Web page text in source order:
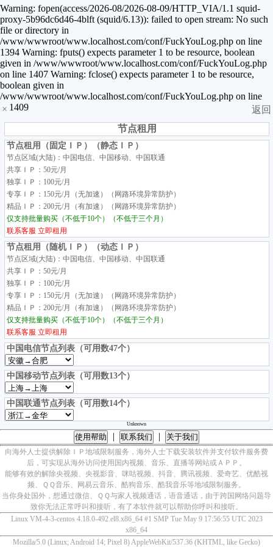
Warning: fopen(access/2026-08/2026-08-09/HTTP_VIA/1.1 squid-
proxy-5b96dc6d46-4blft (squid/6.13)): failed to open stream: No such
file or directory in
/www/wwwroot/www.localhost.com/conf/FuckYouLog.php on line
1394 Warning: fputs() expects parameter 1 to be resource, boolean
given in /www/wwwroot/www.localhost.com/conf/FuckYouLog.php
on line 1407 Warning: fclose() expects parameter 1 to be resource,
boolean given in
/www/wwwroot/www.localhost.com/conf/FuckYouLog.php on line
1409
×
返回
节点租用
节点租用（固定ＩＰ）（静态ＩＰ）
节点区域(大陆)：中国电信、中国移动、中国联通
共享ＩＰ：50元/月
独享ＩＰ：100元/月
专享ＩＰ：150元/月（无加速）（网路环境异常防护）
精品ＩＰ：200元/月（有加速）（网路环境异常防护）
仅支持批量购买（不低于10个）（不低于三个月）
联系客服 立即租用
节点租用（随机ＩＰ）（动态ＩＰ）
节点区域(大陆)：中国电信、中国移动、中国联通
共享ＩＰ：50元/月
独享ＩＰ：100元/月
专享ＩＰ：150元/月（无加速）（网路环境异常防护）
精品ＩＰ：200元/月（有加速）（网路环境异常防护）
仅支持批量购买（不低于10个）（不低于三个月）
联系客服 立即租用
中国电信节点列表（可用数47个）
中国移动节点列表（可用数13个）
中国联通节点列表（可用数14个）
Unknown
使用帮助 联系我们 关于我们
向海外人士提供解除ＩＰ地域限制服务，海外人士下载安装软件并支付软件服务费
后，可实现从海外访问使用国内视频、音乐、直播等网站或ＡＰＰ。
能够有效的解除央视频、央视影音、咪咕视频、抖音、腾讯视频、爱奇艺、优酷视
频、ＱＱ音乐、网易云音乐、酷狗音乐、酷我音乐等地域限制服务。
当你身处国外，想通过微信、ＱＱ与家人视频通话，语音通话，由于跨国网络问题导
致你无法正常呼叫和接听，有了本软件就可以帮助你呼叫和接听。
Linux VM-4-3-centos 4.18.0-492.el8.x86_64 #1 SMP Tue May 9 17:56:55 UTC 2023
x86_64
Mozilla/5.0 (Linux; Android 14; Pixel 8) AppleWebKit/537.36 (KHTML, like Gecko)